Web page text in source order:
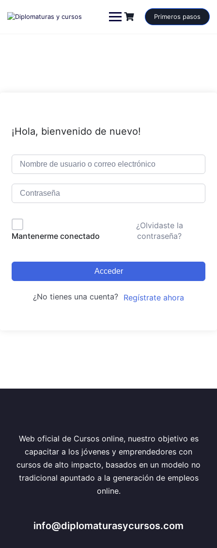
contenido
Primeros pasos
¡Hola, bienvenido de nuevo!
Mantenerme conectado
¿Olvidaste la
contraseña?
Acceder
¿No tienes una cuenta? Regístrate ahora
Web oficial de Cursos online, nuestro objetivo es
capacitar a los jóvenes y emprendedores con
cursos de alto impacto, basados en un modelo no
tradicional apuntado a la generación de empleos
online.
info@diplomaturasycursos.com